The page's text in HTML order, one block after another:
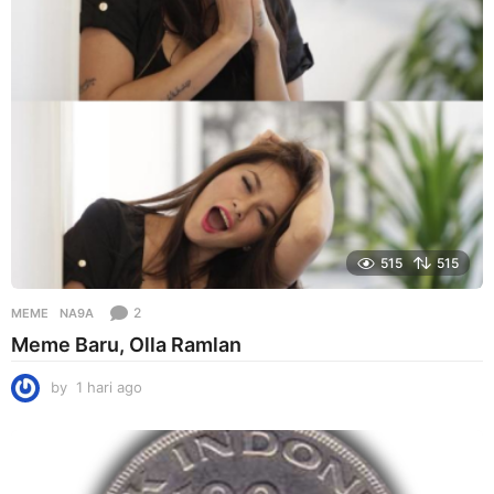
515 515
MEME NA9A 2
Meme Baru, Olla Ramlan
by 1 hari ago
a
r
i